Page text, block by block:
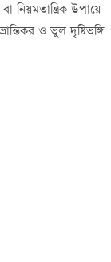
নিয়মতান্ত্রিক উপায়ে
ও ভুল দৃষ্টিভঙ্গি